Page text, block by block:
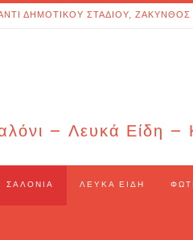
ΔΗΜΟΤΙΚΟΥ ΣΤΑΔΙΟΥ, ΖΑΚΥΝΘΟΣ
– Λευκά Είδη
ΣΑΛΌΝΙΑ ΛΕΥΚΆ ΕΊΔΗ